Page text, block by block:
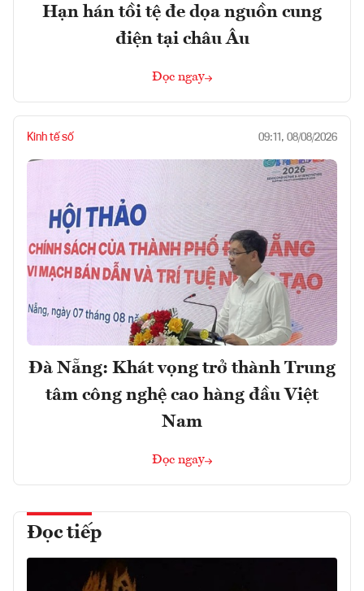
Hạn hán tồi tệ đe dọa nguồn cung
điện tại châu Âu
Đọc ngay
Kinh tế số 09:11, 08/08/2026
Đà Nẵng: Khát vọng trở thành Trung
tâm công nghệ cao hàng đầu Việt
Nam
Đọc ngay
Đọc tiếp